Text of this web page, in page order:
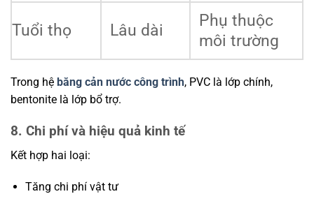
Tuổi thọ Lâu dài
Phụ thuộc
môi trường
Trong hệ băng cản nước công trình, PVC là lớp chính,
bentonite là lớp bổ trợ.
8. Chi phí và hiệu quả kinh tế
Kết hợp hai loại:
Tăng chi phí vật tư